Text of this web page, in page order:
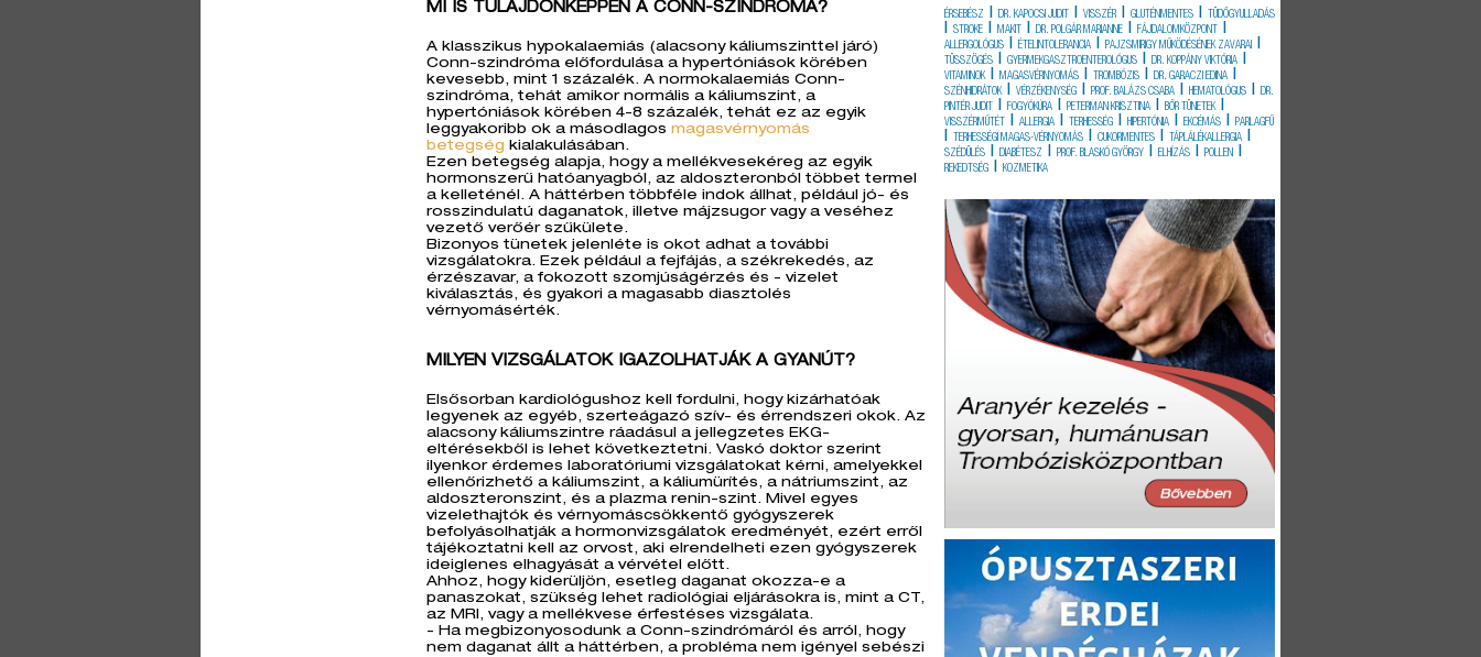
MI IS TULAJDONKÉPPEN A CONN-SZINDRÓMA?
A klasszikus hypokalaemiás (alacsony káliumszinttel járó)
Conn-szindróma előfordulása a hypertóniások körében
kevesebb, mint 1 százalék. A normokalaemiás Conn-
szindróma, tehát amikor normális a káliumszint, a
hypertóniások körében 4-8 százalék, tehát ez az egyik
leggyakoribb ok a másodlagos magasvérnyomás
betegség kialakulásában.
Ezen betegség alapja, hogy a mellékvesekéreg az egyik
hormonszerű hatóanyagból, az aldoszteronból többet termel
a kelleténél. A háttérben többféle indok állhat, például jó- és
rosszindulatú daganatok, illetve májzsugor vagy a veséhez
vezető verőér szűkülete.
Bizonyos tünetek jelenléte is okot adhat a további
vizsgálatokra. Ezek például a fejfájás, a székrekedés, az
érzészavar, a fokozott szomjúságérzés és - vizelet
kiválasztás, és gyakori a magasabb diasztolés
vérnyomásérték.
MILYEN VIZSGÁLATOK IGAZOLHATJÁK A GYANÚT?
Elsősorban kardiológushoz kell fordulni, hogy kizárhatóak
legyenek az egyéb, szerteágazó szív- és érrendszeri okok. Az
alacsony káliumszintre ráadásul a jellegzetes EKG-
eltérésekből is lehet következtetni. Vaskó doktor szerint
ilyenkor érdemes laboratóriumi vizsgálatokat kérni, amelyekkel
ellenőrizhető a káliumszint, a káliumürítés, a nátriumszint, az
aldoszteronszint, és a plazma renin-szint. Mivel egyes
vizelethajtók és vérnyomáscsökkentő gyógyszerek
befolyásolhatják a hormonvizsgálatok eredményét, ezért erről
tájékoztatni kell az orvost, aki elrendelheti ezen gyógyszerek
ideiglenes elhagyását a vérvétel előtt.
Ahhoz, hogy kiderüljön, esetleg daganat okozza-e a
panaszokat, szükség lehet radiológiai eljárásokra is, mint a CT,
az MRI, vagy a mellékvese érfestéses vizsgálata.
- Ha megbizonyosodunk a Conn-szindrómáról és arról, hogy
nem daganat állt a háttérben, a probléma nem igényel sebészi
ÉRSEBÉSZ | DR. KAPOCSI JUDIT | VISSZÉR | GLUTÉNMENTES | TÜDŐGYULLADÁS
| STROKE | MAKIT | DR. POLGÁR MARIANNE | FÁJDALOMKÖZPONT |
ALLERGOLÓGUS | ÉTELINTOLERANCIA | PAJZSMIRIGY MŰKÖDÉSÉNEK ZAVARAI |
TÜSSZÖGÉS | GYERMEKGASZTROENTEROLÓGUS | DR. KOPPÁNY VIKTÓRIA |
VITAMINOK| MAGASVÉRNYOMÁS | TROMBÓZIS | DR. GARACZI EDINA |
SZÉNHIDRÁTOK| VÉRZÉKENYSÉG | PROF. BALÁZS CSABA | HEMATOLÓGUS | DR.
PINTÉR JUDIT
| FOGYÓKÚRA | PETERMAN KRISZTINA | BŐR TÜNETEK|
VISSZÉRMŰTÉT | ALLERGIA | TERHESSÉG | HIPERTÓNIA | EKCÉMÁS | PARLAGFŰ
| TERHESSÉGI MAGAS-VÉRNYOMÁS | CUKORMENTES | TÁPLÁLÉKALLERGIA |
SZÉDÜLÉS | DIABÉTESZ | PROF. BLASKÓ GYÖRGY | ELHÍZÁS | POLLEN |
REKEDTSÉG | KOZMETIKA